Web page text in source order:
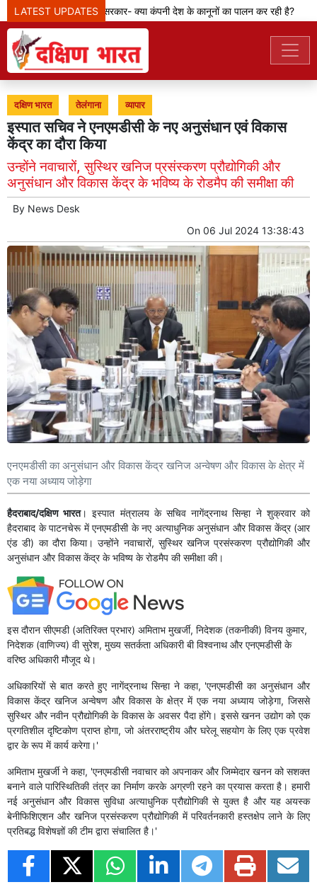
LATEST UPDATES
मेटा टीम से पूछ रही सरकार- क्या कंपनी देश के कानूनों का पालन कर रही है?
दक्षिण भारत तेलंगाना व्यापार
इस्पात सचिव ने एनएमडीसी के नए अनुसंधान एवं विकास
केंद्र का दौरा किया
उन्होंने नवाचारों, सुस्थिर खनिज प्रसंस्करण प्रौद्योगिकी और
अनुसंधान और विकास केंद्र के भविष्य के रोडमैप की समीक्षा की
By News Desk
On 06 Jul 2024 13:38:43
एनएमडीसी का अनुसंधान और विकास केंद्र खनिज अन्वेषण और विकास के क्षेत्र में
एक नया अध्याय जोड़ेगा
हैदराबाद/दक्षिण भारत। इस्पात मंत्रालय के सचिव नागेंद्रनाथ सिन्हा ने शुक्रवार को
हैदराबाद के पाटनचेरू में एनएमडीसी के नए अत्याधुनिक अनुसंधान और विकास केंद्र (आर
एंड डी) का दौरा किया। उन्होंने नवाचारों, सुस्थिर खनिज प्रसंस्करण प्रौद्योगिकी और
अनुसंधान और विकास केंद्र के भविष्य के रोडमैप की समीक्षा की।
इस दौरान सीएमडी (अतिरिक्त प्रभार) अमिताभ मुखर्जी, निदेशक (तकनीकी) विनय कुमार,
निदेशक (वाणिज्य) वी सुरेश, मुख्य सतर्कता अधिकारी बी विश्वनाथ और एनएमडीसी के
वरिष्ठ अधिकारी मौजूद थे।
अधिकारियों से बात करते हुए नागेंद्रनाथ सिन्हा ने कहा, 'एनएमडीसी का अनुसंधान और
विकास केंद्र खनिज अन्वेषण और विकास के क्षेत्र में एक नया अध्याय जोड़ेगा, जिससे
सुस्थिर और नवीन प्रौद्योगिकी के विकास के अवसर पैदा होंगे। इससे खनन उद्योग को एक
प्रगतिशील दृष्टिकोण प्राप्त होगा, जो अंतरराष्ट्रीय और घरेलू सहयोग के लिए एक प्रवेश
द्वार के रूप में कार्य करेगा।'
अमिताभ मुखर्जी ने कहा, 'एनएमडीसी नवाचार को अपनाकर और जिम्मेदार खनन को सशक्त
बनाने वाले पारिस्थितिकी तंत्र का निर्माण करके अग्रणी रहने का प्रयास करता है। हमारी
नई अनुसंधान और विकास सुविधा अत्याधुनिक प्रौद्योगिकी से युक्त है और यह अयस्क
बेनीफिशिएशन और खनिज प्रसंस्करण प्रौद्योगिकी में परिवर्तनकारी हस्तक्षेप लाने के लिए
प्रतिबद्ध विशेषज्ञों की टीम द्वारा संचालित है।'